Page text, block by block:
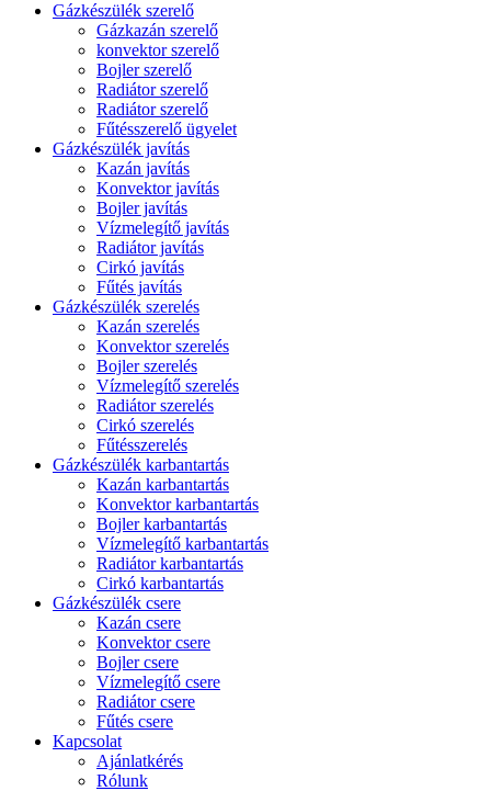
Gázkészülék szerelő
Gázkazán szerelő
konvektor szerelő
Bojler szerelő
Radiátor szerelő
Radiátor szerelő
Fűtésszerelő ügyelet
Gázkészülék javítás
Kazán javítás
Konvektor javítás
Bojler javítás
Vízmelegítő javítás
Radiátor javítás
Cirkó javítás
Fűtés javítás
Gázkészülék szerelés
Kazán szerelés
Konvektor szerelés
Bojler szerelés
Vízmelegítő szerelés
Radiátor szerelés
Cirkó szerelés
Fűtésszerelés
Gázkészülék karbantartás
Kazán karbantartás
Konvektor karbantartás
Bojler karbantartás
Vízmelegítő karbantartás
Radiátor karbantartás
Cirkó karbantartás
Gázkészülék csere
Kazán csere
Konvektor csere
Bojler csere
Vízmelegítő csere
Radiátor csere
Fűtés csere
Kapcsolat
Ajánlatkérés
Rólunk